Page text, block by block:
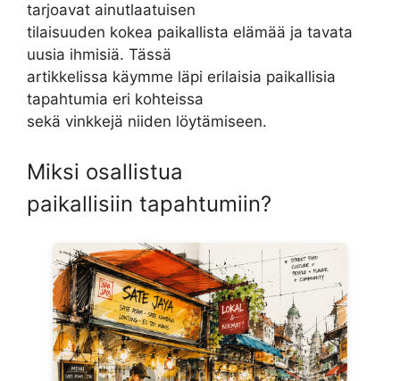
tarjoavat ainutlaatuisen
tilaisuuden kokea paikallista elämää ja tavata
uusia ihmisiä. Tässä
artikkelissa käymme läpi erilaisia paikallisia
tapahtumia eri kohteissa
sekä vinkkejä niiden löytämiseen.
Miksi osallistua
paikallisiin tapahtumiin?